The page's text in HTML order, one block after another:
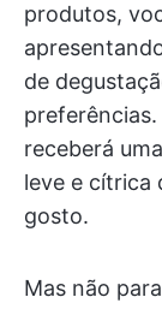
produtos,
de
receberá
leve e cítrica
gosto.
Mas não